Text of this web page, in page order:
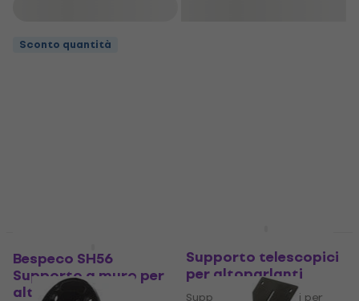
Sconto quantità
Bespeco SH56
Supporto a muro per
altoparlanti
Supporto telescopici
per altoparlanti